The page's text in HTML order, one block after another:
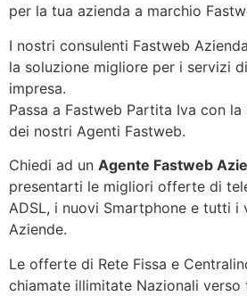
per la tua azienda a marchio
I nostri consulenti Fastweb
la soluzione migliore per i servizi
impresa.
Passa a Fastweb Partita Iva con
dei nostri Agenti Fastweb.
Chiedi ad un Agente Fastweb
presentarti le migliori offerte di
ADSL, i nuovi Smartphone e tutti i
Aziende.
Le offerte di Rete Fissa e
chiamate illimitate Nazionali